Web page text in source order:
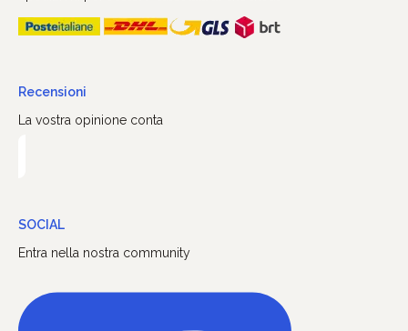
Recensioni
La vostra opinione conta
SOCIAL
Entra nella nostra community